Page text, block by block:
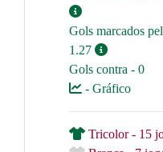
Gols marcados
1.27
Gols contra - 0
- Gráfico
Tricolor - 15